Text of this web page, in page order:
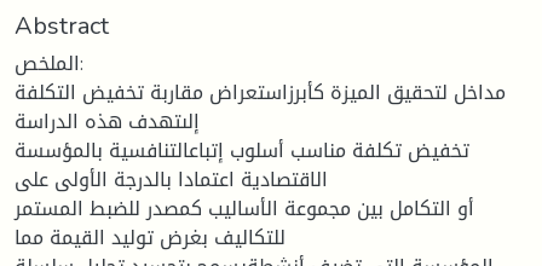
Abstract
الملخص:
مداخل لتحقیق المیزة كأبرزاستعراض مقاربة تخفیض التكلفة
إلىتهدف هذه الدراسة
تخفیض تكلفة مناسب أسلوب إتباعالتنافسیة بالمؤسسة
الاقتصادیة اعتمادا بالدرجة الأولى على
أو التكامل بین مجموعة الأسالیب كمصدر للضبط المستمر
للتكالیف بغرض تولید القیمة مما